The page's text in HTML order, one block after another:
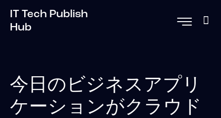
IT Tech Publish
Hub
今日のビジネスアプリ
ケーションがクラウド